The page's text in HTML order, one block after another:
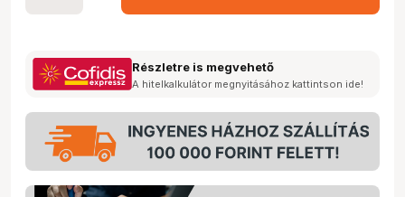
Részletre is megvehető
A hitelkalkulátor megnyitásához kattintson ide!